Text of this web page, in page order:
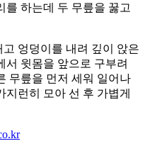
를 하는데 두 무릎을 꿇고
엉덩이를 내려 깊이 앉은
서 윗몸을 앞으로 구부려
무릎을 먼저 세워 일어나
런히 모아 선 후 가볍게